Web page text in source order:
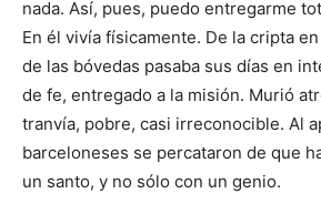
nada. Así, pues, puedo entregarme
En él vivía físicamente. De la cripta
de las bóvedas pasaba sus días en
de fe, entregado a la misión. Murió
tranvía, pobre, casi irreconocible. Al
barceloneses se percataron de que
un santo, y no sólo con un genio.